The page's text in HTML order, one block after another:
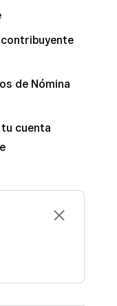
de Nómina
cuenta